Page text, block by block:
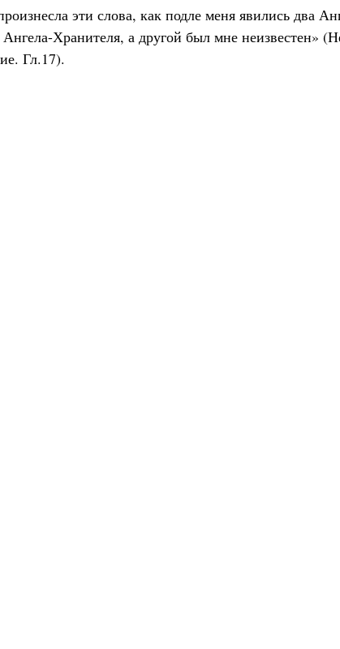
эти слова, как подле меня явились два
Ангела-Хранителя, а другой был мне неизвестен»
Гл.17).